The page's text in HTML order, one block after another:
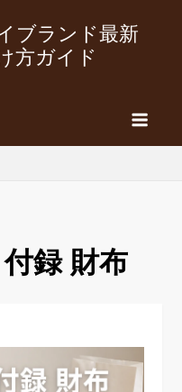
ブランド最新
方ガイド
録 財布